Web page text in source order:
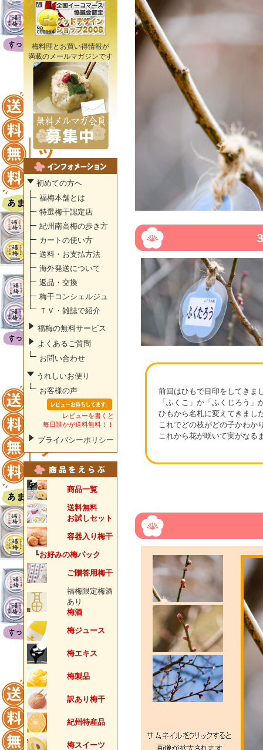
梅料理とお買い得情報が
満載のメールマガジンです
初めての方へ
福梅本舗とは
特選梅干認定店
紀州南高梅の歩き方
カートの使い方
送料・お支払方法
海外発送について
返品・交換
梅干コンシェルジュ
ＴＶ・雑誌で紹介
福梅の無料サービス
よくあるご質問
お問い合わせ
うれしいお便り
お客様の声
レビューを書くと
毎日誰かが送料無料！！
プライバシーポリシー
商品一覧
送料無料
お試しセット
容器入り梅干
┗お好みの梅パック
ご贈答用梅干
福梅限定梅酒
あり
梅酒
梅ジュース
梅エキス
梅製品
訳あり梅干
紀州特産品
梅スイーツ
前回はひもで目印をしてきま
「ふくこ」か「ふくじろう
ひもから名札に変えてきまし
これでどの枝がどの子かわか
これから花が咲いて実がなる